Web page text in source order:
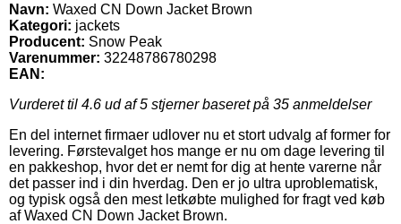
Navn: Waxed CN Down Jacket Brown
Kategori: jackets
Producent: Snow Peak
Varenummer: 32248786780298
EAN:
Vurderet til 4.6 ud af 5 stjerner baseret på 35 anmeldelser
En del internet firmaer udlover nu et stort udvalg af former for
levering. Førstevalget hos mange er nu om dage levering til
en pakkeshop, hvor det er nemt for dig at hente varerne når
det passer ind i din hverdag. Den er jo ultra uproblematisk,
og typisk også den mest letkøbte mulighed for fragt ved køb
af Waxed CN Down Jacket Brown.